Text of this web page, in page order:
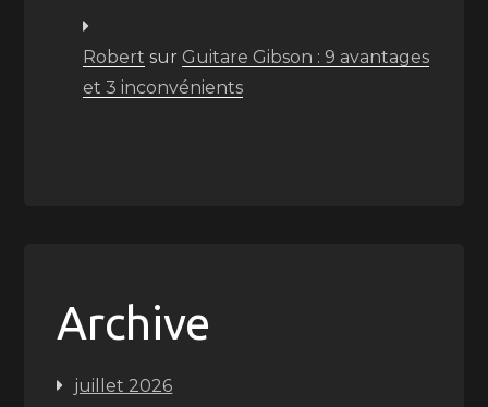
Robert sur Guitare Gibson : 9 avantages
et 3 inconvénients
Archive
juillet 2026